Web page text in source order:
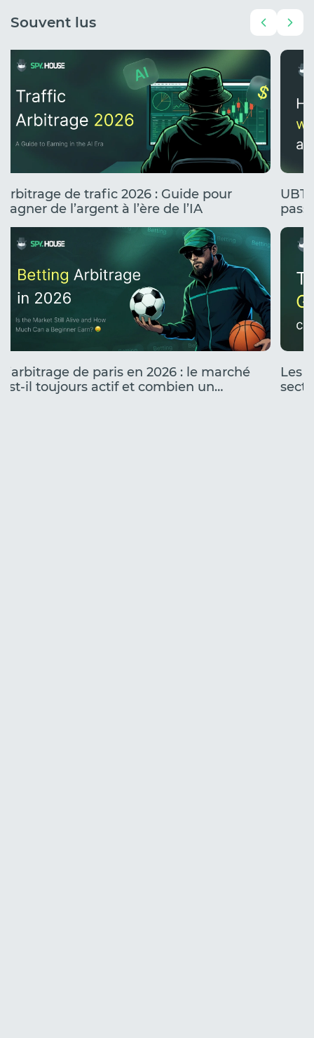
Souvent lus
Arbitrage de trafic 2026 : Guide pour
gagner de l’argent à l’ère de l’IA
L’arbitrage de paris en 2026 : le marché
est-il toujours actif et combien un
UBT
Les